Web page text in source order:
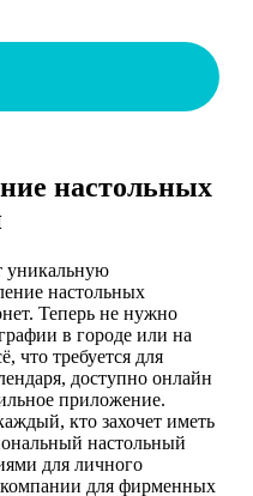
настольных
уникальную
настольных
Теперь не нужно
в городе или на
что требуется для
доступно онлайн
приложение.
кто захочет иметь
настольный
для личного
для фирменных